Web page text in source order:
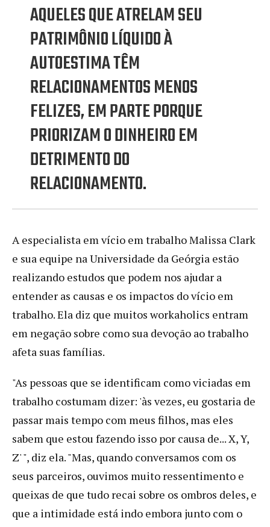
AQUELES QUE ATRELAM SEU
PATRIMÔNIO LÍQUIDO À
AUTOESTIMA TÊM
RELACIONAMENTOS MENOS
FELIZES, EM PARTE PORQUE
PRIORIZAM O DINHEIRO EM
DETRIMENTO DO
RELACIONAMENTO.
A especialista em vício em trabalho Malissa Clark
e sua equipe na Universidade da Geórgia estão
realizando estudos que podem nos ajudar a
entender as causas e os impactos do vício em
trabalho. Ela diz que muitos workaholics entram
em negação sobre como sua devoção ao trabalho
afeta suas famílias.
"As pessoas que se identificam como viciadas em
trabalho costumam dizer: 'às vezes, eu gostaria de
passar mais tempo com meus filhos, mas eles
sabem que estou fazendo isso por causa de... X, Y,
Z' ", diz ela. "Mas, quando conversamos com os
seus parceiros, ouvimos muito ressentimento e
queixas de que tudo recai sobre os ombros deles, e
que a intimidade está indo embora junto com o